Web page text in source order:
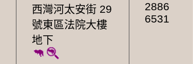
西灣河太安街 29
號東區法院大樓
地下
2886
6531